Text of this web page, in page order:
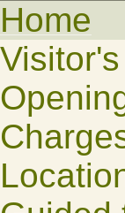
Home